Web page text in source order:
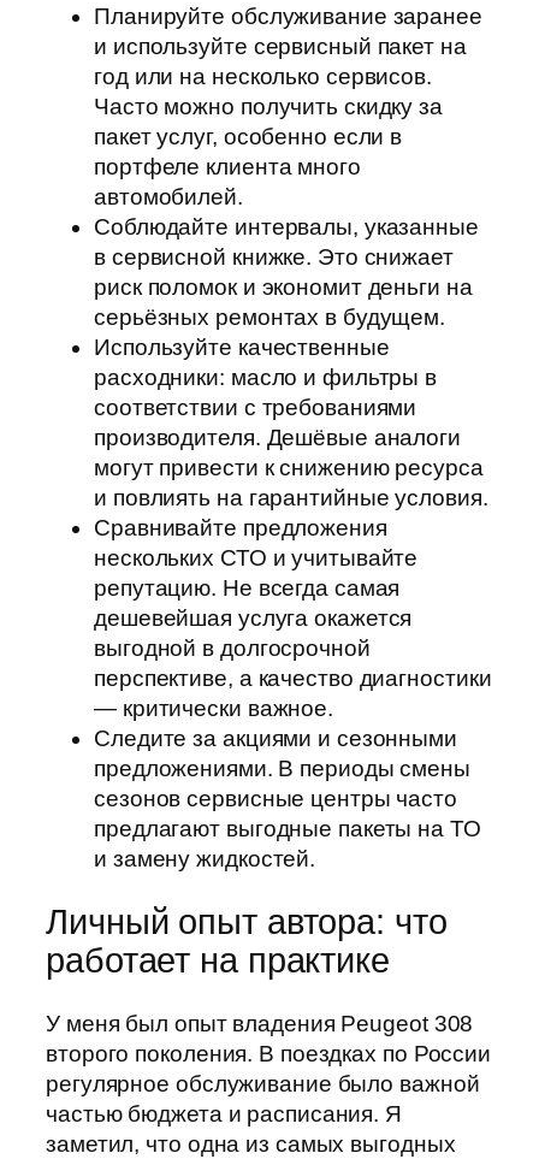
Планируйте обслуживание заранее
и используйте сервисный пакет на
год или на несколько сервисов.
Часто можно получить скидку за
пакет услуг, особенно если в
портфеле клиента много
автомобилей.
Соблюдайте интервалы, указанные
в сервисной книжке. Это снижает
риск поломок и экономит деньги на
серьёзных ремонтах в будущем.
Используйте качественные
расходники: масло и фильтры в
соответствии с требованиями
производителя. Дешёвые аналоги
могут привести к снижению ресурса
и повлиять на гарантийные условия.
Сравнивайте предложения
нескольких СТО и учитывайте
репутацию. Не всегда самая
дешевейшая услуга окажется
выгодной в долгосрочной
перспективе, а качество диагностики
— критически важное.
Следите за акциями и сезонными
предложениями. В периоды смены
сезонов сервисные центры часто
предлагают выгодные пакеты на ТО
и замену жидкостей.
Личный опыт автора: что
работает на практике
У меня был опыт владения Peugeot 308
второго поколения. В поездках по России
регулярное обслуживание было важной
частью бюджета и расписания. Я
заметил, что одна из самых выгодных